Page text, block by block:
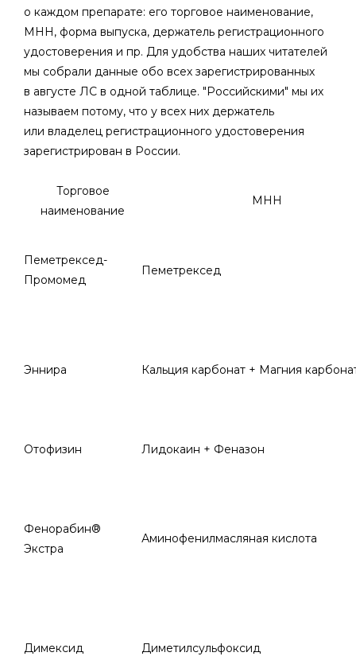
о каждом препарате: его торговое наименование,
МНН, форма выпуска, держатель регистрационного
удостоверения и пр. Для удобства наших читателей
мы собрали данные обо всех зарегистрированных
в августе ЛС в одной таблице. "Российскими" мы их
называем потому, что у всех них держатель
или владелец регистрационного удостоверения
зарегистрирован в России.
Торговое
наименование
МНН
Пеметрексед-
Промомед
Пеметрексед
Эннира Кальция карбонат + Магния
Отофизин Лидокаин + Феназон
Фенорабин®
Экстра
Аминофенилмасляная кислота
Димексид Диметилсульфоксид